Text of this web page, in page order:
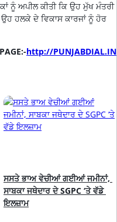
ਨੂੰ ਅਪੀਲ ਕੀਤੀ ਕਿ ਉਹ ਮੁੱਖ ਮੰਤਰੀ
ਹਲਕੇ ਦੇ ਵਿਕਾਸ ਕਾਰਜਾਂ ਨੂੰ ਹੋਰ
http://PUNJABDIAL.IN
ਸਸਤੇ ਭਾਅ ਵੇਚੀਆਂ ਗਈਆਂ ਜਮੀਨਾਂ,
ਸਾਬਕਾ ਜਥੇਦਾਰ ਦੇ SGPC ‘ਤੇ ਵੱਡੇ
ਇਲਜ਼ਾਮ